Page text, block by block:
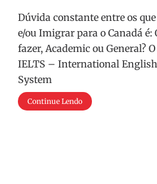
Dúvida constante entre os
e/ou Imigrar para o Canadá é:
fazer, Academic ou General? O
IELTS – International
System
Continue Lendo